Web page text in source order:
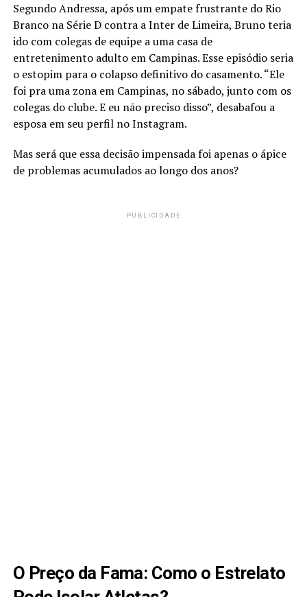
Segundo Andressa, após um empate frustrante do Rio
Branco na Série D contra a Inter de Limeira, Bruno teria
ido com colegas de equipe a uma casa de
entretenimento adulto em Campinas. Esse episódio seria
o estopim para o colapso definitivo do casamento. “Ele
foi pra uma zona em Campinas, no sábado, junto com os
colegas do clube. E eu não preciso disso”, desabafou a
esposa em seu perfil no Instagram.
Mas será que essa decisão impensada foi apenas o ápice
de problemas acumulados ao longo dos anos?
PUBLICIDADE
O Preço da Fama: Como o Estrelato